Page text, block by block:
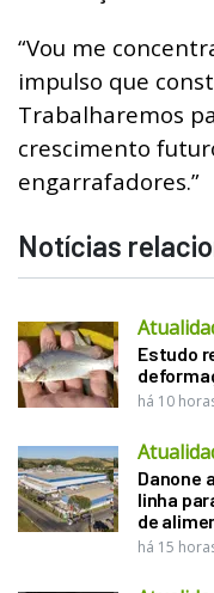
“Vou me
impulso que
Trabalharemos
crescimento
engarrafadores.”
Notícias
Estudo
há 10
Danone
linha
de
há 15